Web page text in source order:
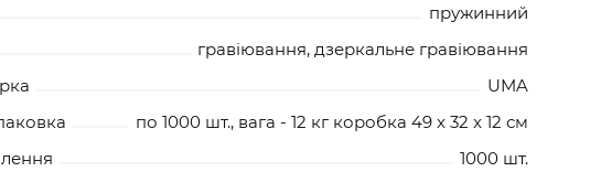
177
пружинний
гравіювання, дзеркальне гравіювання
UMA
по 1000 шт., вага - 12 кг коробка 49 x 32 x 12 см
1000 шт.